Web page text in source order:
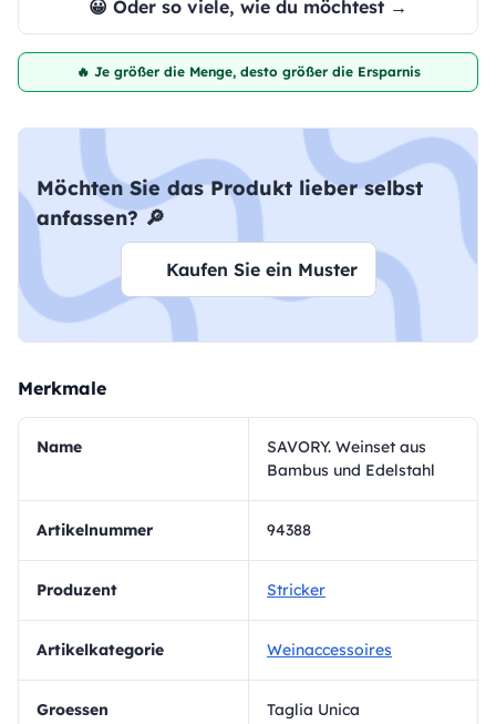
😀 Oder so viele, wie du möchtest →
🔥 Je größer die Menge, desto größer die Ersparnis
Möchten Sie das Produkt lieber selbst
anfassen? 🔎
Kaufen Sie ein Muster
Merkmale
Name
SAVORY. Weinset aus
Bambus und Edelstahl
Artikelnummer 94388
Produzent Stricker
Artikelkategorie Weinaccessoires
Groessen Taglia Unica